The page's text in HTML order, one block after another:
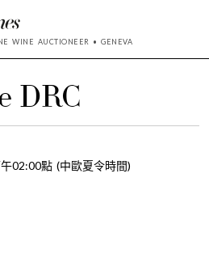
WINE AUCTIONEER • GENEVA
DRC
02:00點 (中歐夏令時間)